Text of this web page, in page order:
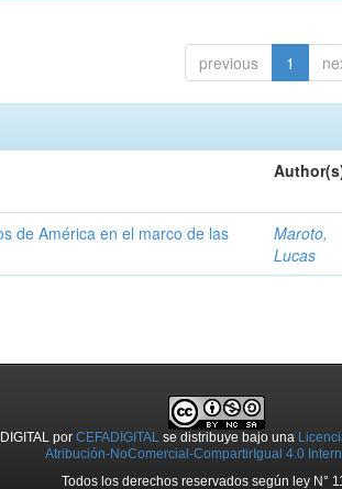
previous 1
de América en el marco de las
Maroto,
Lucas
porCEFADIGITAL se distribuye bajo una
Atribución-NoComercial-CompartirIgual 4.0
Todos los derechos reservados según ley N°